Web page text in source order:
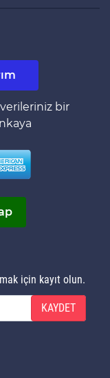
bir
için kayıt olun.
KAYDET